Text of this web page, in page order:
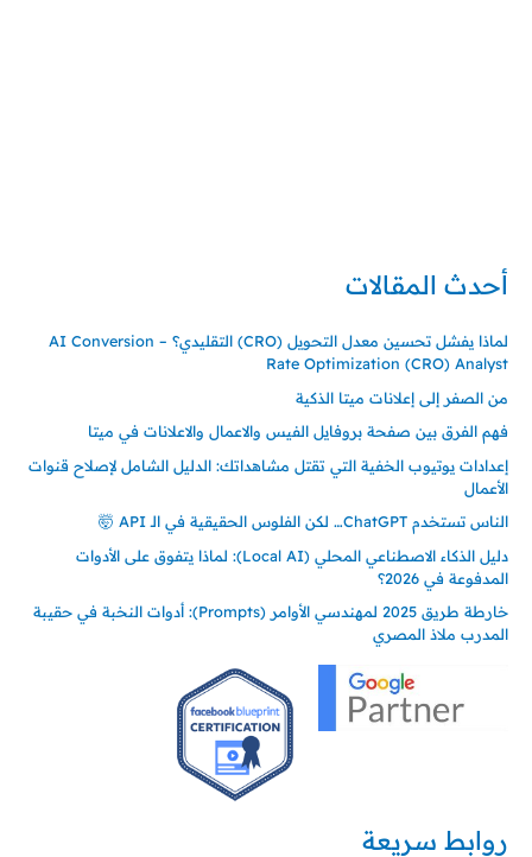
أحدث المقالات
لماذا يفشل تحسين معدل التحويل (CRO) التقليدي؟ – AI Conversion
Rate Optimization (CRO) Analyst
من الصفر إلى إعلانات ميتا الذكية
فهم الفرق بين صفحة بروفايل الفيس والاعمال والاعلانات في ميتا
إعدادات يوتيوب الخفية التي تقتل مشاهداتك: الدليل الشامل لإصلاح قنوات
الأعمال
الناس تستخدم ChatGPT… لكن الفلوس الحقيقية في الـ API 🤯
دليل الذكاء الاصطناعي المحلي (Local AI): لماذا يتفوق على الأدوات
المدفوعة في 2026؟
خارطة طريق 2025 لمهندسي الأوامر (Prompts): أدوات النخبة في حقيبة
المدرب ملاذ المصري
روابط سريعة